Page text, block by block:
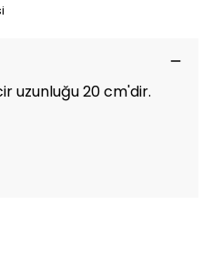
uzunluğu 20 cm'dir.